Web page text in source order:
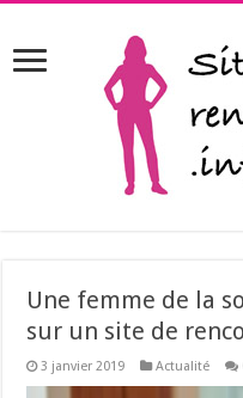
Une femme de la
sur un site de
3 janvier 2019 Actualité